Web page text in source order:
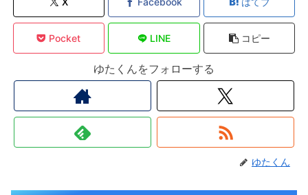
Pocket LINE コピー
ゆたくんをフォローする
ゆたくん